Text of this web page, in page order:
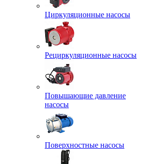
Циркуляционные насосы
Рециркуляционные насосы
Повышающие давление
насосы
Поверхностные насосы